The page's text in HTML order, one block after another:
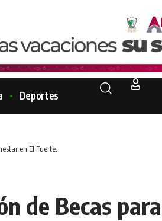
Deportes
en El Fuerte.
de Becas